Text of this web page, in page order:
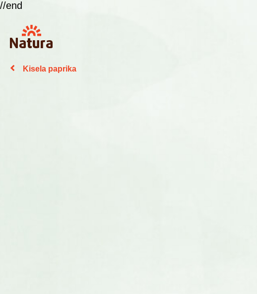
//end
Kisela paprika